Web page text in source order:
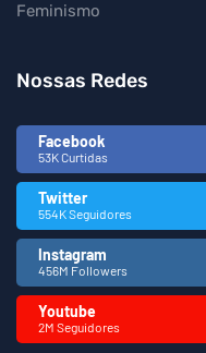
Feminismo
Nossas Redes
Facebook
53K Curtidas
Twitter
554K Seguidores
Instagram
456M Followers
Youtube
2M Seguidores